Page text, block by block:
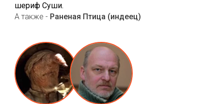
шериф Суши.
А также - Раненая Птица (индеец)